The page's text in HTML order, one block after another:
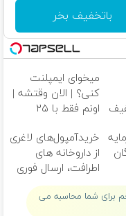
باتخفیف بخر
میخوای ایمپلنت
کنی؟ | الان وقتشه |
اونم فقط با ۲۵
خریدآمپول‌های لاغری
از داروخانه های
اطرافت، ارسال فوری
همراه با پک یخ!
برای شما محاسبه می